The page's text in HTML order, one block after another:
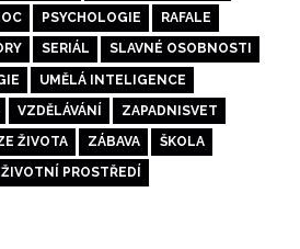
PSYCHOLOGIE RAFALE
SERIÁL SLAVNÉ OSOBNOSTI
UMĚLÁ INTELIGENCE
VZDĚLÁVÁNÍ ZAPADNISVET
ŽIVOTA ZÁBAVA ŠKOLA
ŽIVOTNÍ PROSTŘEDÍ